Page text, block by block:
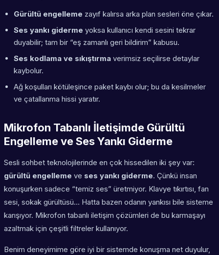
Gürültü engelleme zayıf kalırsa arka plan sesleri öne çıkar.
Ses yankı giderme yoksa kullanıcı kendi sesini tekrar
duyabilir; tam bir “eş zamanlı geri bildirim” kabusu.
Ses kodlama ve sıkıştırma verimsiz seçilirse detaylar
kaybolur.
Ağ koşulları kötüleşince paket kaybı olur; bu da kesilmeler
ve çatallanma hissi yaratır.
Mikrofon Tabanlı İletişimde Gürültü
Engelleme ve Ses Yankı Giderme
Sesli sohbet teknolojilerinde en çok hissedilen iki şey var:
gürültü engelleme ve ses yankı giderme. Çünkü insan
konuşurken sadece “temiz ses” üretmiyor. Klavye tıkırtısı, fan
sesi, sokak gürültüsü… Hatta bazen odanın yankısı bile sisteme
karışıyor. Mikrofon tabanlı iletişim çözümleri de bu karmaşayı
azaltmak için çeşitli filtreler kullanıyor.
Benim deneyimime göre iyi bir sistemde konuşma net duyulur,